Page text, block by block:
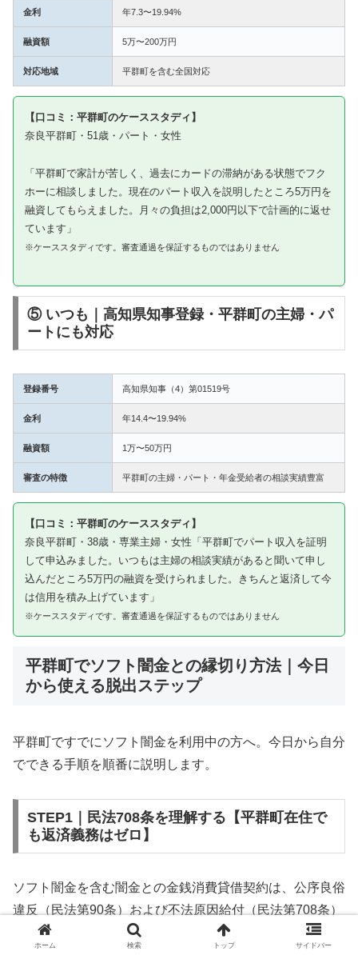
金利 年7.3〜19.94%
融資額 5万〜200万円
対応地域 平群町を含む全国対応
【口コミ：平群町のケーススタディ】
奈良平群町・51歳・パート・女性
「平群町で家計が苦しく、過去にカードの滞納がある状態でフク
ホーに相談しました。現在のパート収入を説明したところ5万円を
融資してもらえました。月々の負担は2,000円以下で計画的に返せ
ています」
※ケーススタディです。審査通過を保証するものではありません
⑤ いつも｜高知県知事登録・平群町の主婦・パ
ートにも対応
登録番号 高知県知事（4）第01519号
金利 年14.4〜19.94%
融資額 1万〜50万円
審査の特徴 平群町の主婦・パート・年金受給者の相談実績豊富
【口コミ：平群町のケーススタディ】
奈良平群町・38歳・専業主婦・女性「平群町でパート収入を証明
して申込みました。いつもは主婦の相談実績があると聞いて申し
込んだところ5万円の融資を受けられました。きちんと返済して今
は信用を積み上げています」
※ケーススタディです。審査通過を保証するものではありません
平群町でソフト闇金との縁切り方法｜今日
から使える脱出ステップ
平群町ですでにソフト闇金を利用中の方へ。今日から自分
でできる手順を順番に説明します。
STEP1｜民法708条を理解する【平群町在住で
も返済義務はゼロ】
ソフト闇金を含む闇金との金銭消費貸借契約は、公序良俗
違反（民法第90条）および不法原因給付（民法第708条）
に該当するため、法的には無効です。平群町在住であって
ホーム 検索 トップ サイドバー